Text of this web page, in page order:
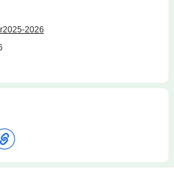
を感じてリフレッシュできる「玄海エネ
つのスポットを徹底紹介。人気スポット
楽しむスタイルです。もっと気軽に！お
本誌では【テーマパーク】【動物園・水
園】【アクティビティ】【水遊び】【BB
忙しいパパママ必見！ミキティ流おでか
レントの藤本美貴さんが初登場！ 忙しい
にするミキティ流のおでかけ術を教えて
「完璧な計画なんていらない！ その場の
2026